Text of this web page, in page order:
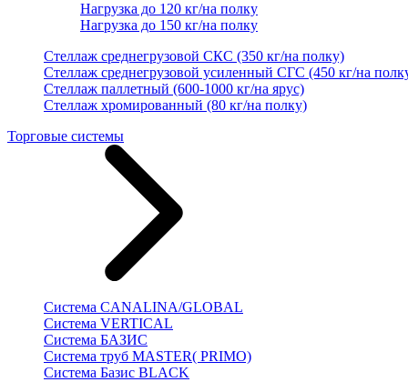
Нагрузка до 120 кг/на полку
Нагрузка до 150 кг/на полку
Стеллаж среднегрузовой СКС (350 кг/на полку)
Стеллаж среднегрузовой усиленный СГС (450 кг/на
Стеллаж паллетный (600-1000 кг/на ярус)
Стеллаж хромированный (80 кг/на полку)
Торговые системы
Система CANALINA/GLOBAL
Система VERTICAL
Система БАЗИС
Система труб MASTER( PRIMO)
Система Базис BLACK